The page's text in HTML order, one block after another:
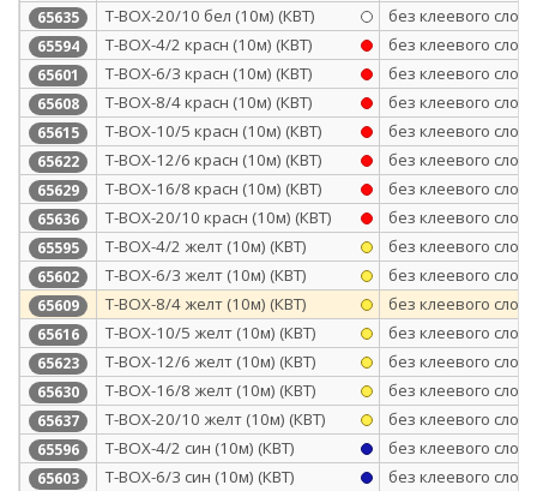
65635 Т-BOX-20/10 бел (10м) (КВТ) без клеевого слоя
65594 Т-BOX-4/2 красн (10м) (КВТ) без клеевого слоя
65601 Т-BOX-6/3 красн (10м) (КВТ) без клеевого слоя
65608 Т-BOX-8/4 красн (10м) (КВТ) без клеевого слоя
65615 Т-BOX-10/5 красн (10м) (КВТ) без клеевого слоя
65622 Т-BOX-12/6 красн (10м) (КВТ) без клеевого слоя
65629 Т-BOX-16/8 красн (10м) (КВТ) без клеевого слоя
65636 Т-BOX-20/10 красн (10м) (КВТ) без клеевого слоя
65595 Т-BOX-4/2 желт (10м) (КВТ) без клеевого слоя
65602 Т-BOX-6/3 желт (10м) (КВТ) без клеевого слоя
65609 Т-BOX-8/4 желт (10м) (КВТ) без клеевого слоя
65616 Т-BOX-10/5 желт (10м) (КВТ) без клеевого слоя
65623 Т-BOX-12/6 желт (10м) (КВТ) без клеевого слоя
65630 Т-BOX-16/8 желт (10м) (КВТ) без клеевого слоя
65637 Т-BOX-20/10 желт (10м) (КВТ) без клеевого слоя
65596 Т-BOX-4/2 син (10м) (КВТ) без клеевого слоя
65603 Т-BOX-6/3 син (10м) (КВТ) без клеевого слоя